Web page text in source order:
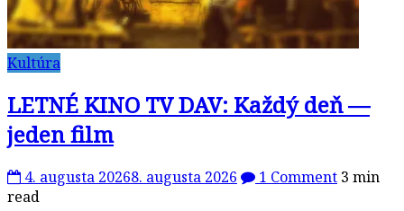
Kultúra
LETNÉ KINO TV DAV: Každý deň —
jeden film
4. augusta 20268. augusta 2026 1 Comment 3 min
read